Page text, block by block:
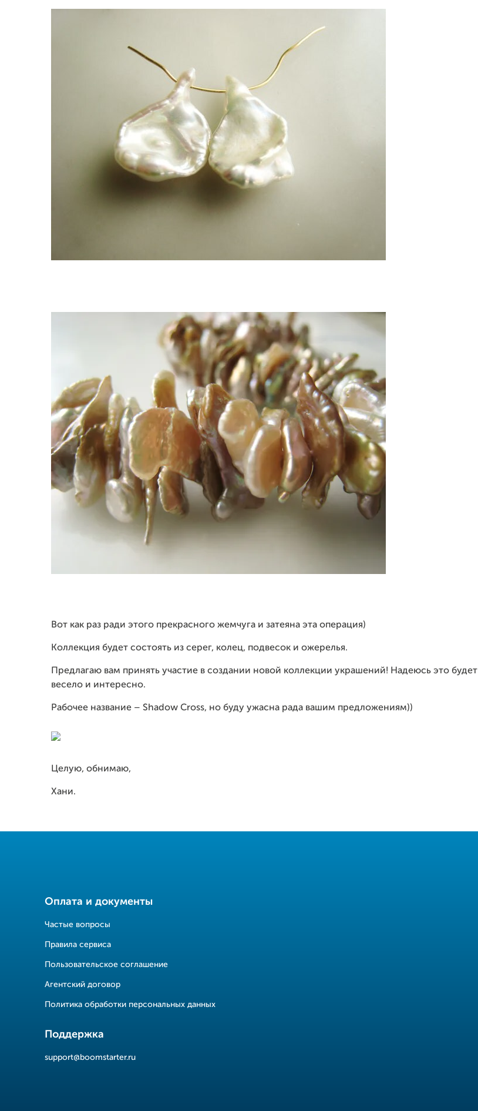
Вот как раз ради этого прекрасного жемчуга и затеяна эта операция)
Коллекция будет состоять из серег, колец, подвесок и ожерелья.
Предлагаю вам принять участие в создании новой коллекции украшений! Надеюсь это будет
весело и интересно.
Рабочее название – Shadow Cross, но буду ужасна рада вашим предложениям))
Целую, обнимаю,
Хани.
Оплата и документы
Частые вопросы
Правила сервиса
Пользовательское соглашение
Агентский договор
Политика обработки персональных данных
Поддержка
support@boomstarter.ru